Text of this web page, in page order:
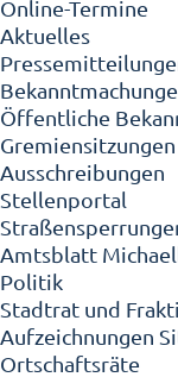
Online-Termine
Aktuelles
Öffentliche
Gremiensitzungen
Ausschreibungen
Stellenportal
Amtsblatt
Politik
Stadtrat und
Aufzeichnungen
Ortschaftsräte